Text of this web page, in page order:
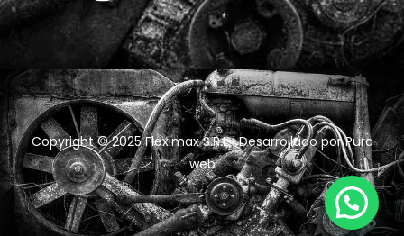
Copyright © 2025 Fleximax S.R.L | Desarrollado porPura
web